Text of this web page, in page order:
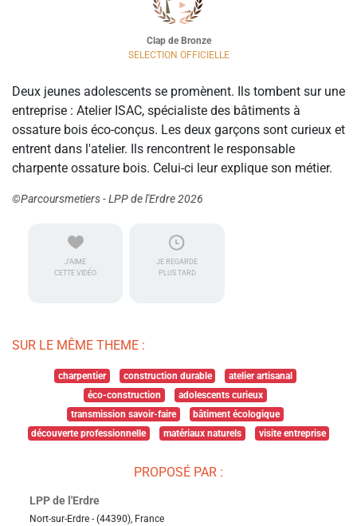
Clap de Bronze
SELECTION OFFICIELLE
Deux jeunes adolescents se promènent. Ils tombent sur une
entreprise : Atelier ISAC, spécialiste des bâtiments à
ossature bois éco-conçus. Les deux garçons sont curieux et
entrent dans l'atelier. Ils rencontrent le responsable
charpente ossature bois. Celui-ci leur explique son métier.
©Parcoursmetiers - LPP de l'Erdre 2026
J'AIME
CETTE VIDÉO
JE REGARDE
PLUS TARD
SUR LE MÊME THEME :
charpentier construction durable
atelier artisanal
éco-construction
adolescents curieux
transmission savoir-faire
bâtiment écologique
découverte professionnelle
matériaux naturels visite entreprise
PROPOSÉ PAR :
LPP de l'Erdre
Nort-sur-Erdre - (44390), France